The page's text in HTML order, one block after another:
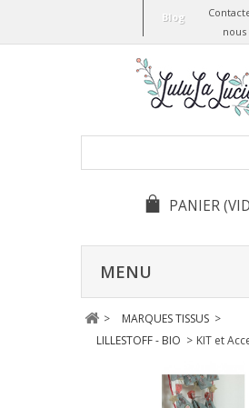
nous
Blog
PANIER
MENU
> MARQUES TISSUS >
LILLESTOFF - BIO > KIT et